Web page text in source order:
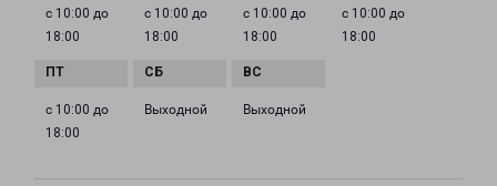
с 10:00 до
18:00
с 10:00 до
18:00
с 10:00 до
18:00
с 10:00 до
18:00
с 10:00 до
18:00
Выходной Выходной